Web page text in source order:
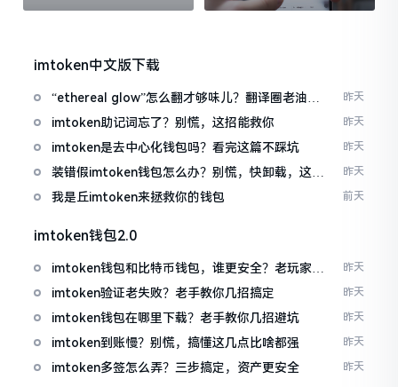
imtoken中文版下载
“ethereal glow”怎么翻才够味儿？翻译圈老油条
的私房话
昨天
imtoken助记词忘了？别慌，这招能救你 昨天
imtoken是去中心化钱包吗？看完这篇不踩坑 昨天
装错假imtoken钱包怎么办？别慌，快卸载，这几
招能救急
昨天
我是丘imtoken来拯救你的钱包 前天
imtoken钱包2.0
imtoken钱包和比特币钱包，谁更安全？老玩家来
聊聊
昨天
imtoken验证老失败？老手教你几招搞定 昨天
imtoken钱包在哪里下载？老手教你几招避坑 昨天
imtoken到账慢？别慌，搞懂这几点比啥都强 昨天
imtoken多签怎么弄？三步搞定，资产更安全 昨天